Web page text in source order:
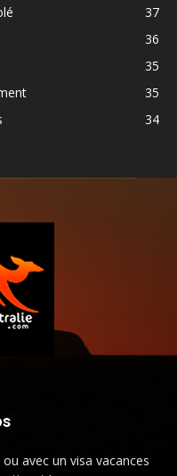
37
36
35
35
34
avec un visa vacances